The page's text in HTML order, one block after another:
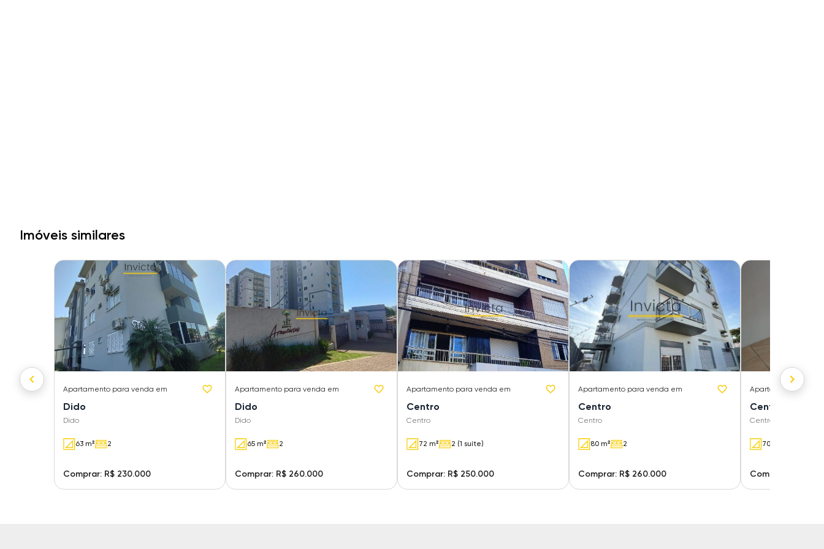
Imóveis similares
Apartamento para venda em
Dido
Dido
63 m² 2
Comprar: R$ 230.000
Apartamento para venda em
Dido
Dido
65 m² 2
Comprar: R$ 260.000
Apartamento para venda em
Centro
Centro
72 m² 2 (1 suíte)
Comprar: R$ 250.000
Apartamento para venda em
Centro
Centro
80 m² 2
Comprar: R$ 260.000
Apartamento para
Centro
Centro
70 m²
Comprar: R$